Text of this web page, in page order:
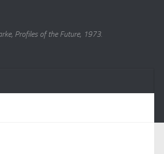
Profiles of the Future, 1973.